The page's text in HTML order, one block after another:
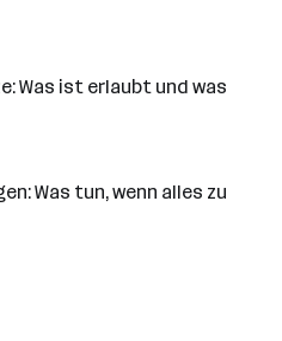
Was ist erlaubt und was
Was tun, wenn alles zu